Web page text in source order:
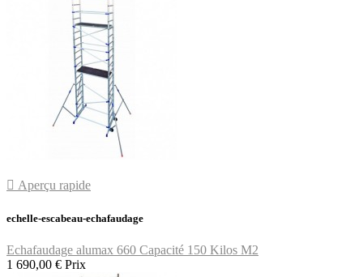
 Aperçu rapide
echelle-escabeau-echafaudage
Echafaudage alumax 660 Capacité 150 Kilos M2
1 690,00 € Prix